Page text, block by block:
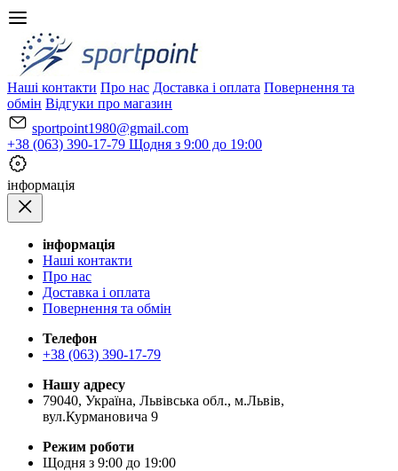
Наші контакти Про нас Доставка і оплата Повернення та
обмін Відгуки про магазин
sportpoint1980@gmail.com
+38 (063) 390-17-79 Щодня з 9:00 до 19:00
iнформація
iнформація
Наші контакти
Про нас
Доставка і оплата
Повернення та обмін
Телефон
+38 (063) 390-17-79
Нашу адресу
79040, Україна, Львівська обл., м.Львів,
вул.Курмановича 9
Режим роботи
Щодня з 9:00 до 19:00